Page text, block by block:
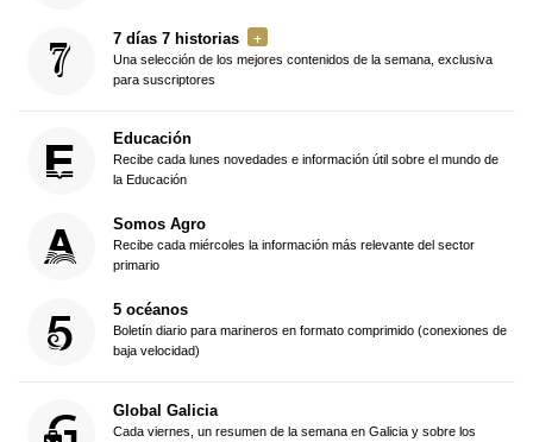
7 días 7 historias
Una selección de los mejores contenidos de la semana, exclusiva
para suscriptores
Educación
Recibe cada lunes novedades e información útil sobre el mundo de
la Educación
Somos Agro
Recibe cada miércoles la información más relevante del sector
primario
5 océanos
Boletín diario para marineros en formato comprimido (conexiones de
baja velocidad)
Global Galicia
Cada viernes, un resumen de la semana en Galicia y sobre los